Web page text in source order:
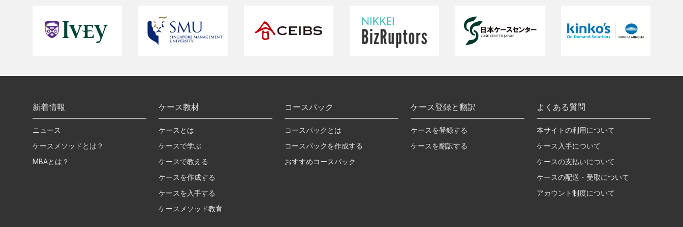
新着情報
ニュース
ケースメソッドとは？
MBAとは？
ケース教材
ケースとは
ケースで学ぶ
ケースで教える
ケースを作成する
ケースを入手する
ケースメソッド教育
コースパック
コースパックとは
コースパックを作成する
おすすめコースパック
ケース登録と翻訳
ケースを登録する
ケースを翻訳する
よくある質問
本サイトの利用について
ケース入手について
ケースの支払いについて
ケースの配送・受取について
アカウント制度について